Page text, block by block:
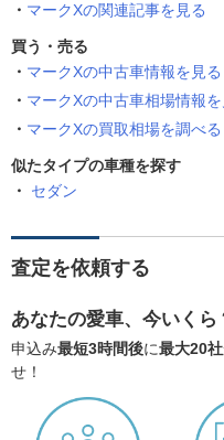
マークXの関連記事を見る
買う・売る
マークXの中古車情報を見る
マークXの中古車相場情報を
マークXの買取相場を調べる
似たタイプの車種を探す
セダン
査定を依頼する
あなたの愛車、今いくら
申込み最短3時間後に最大20社
せ！